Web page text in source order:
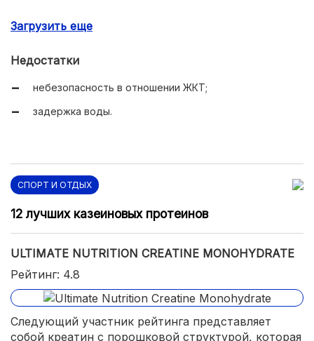
Загрузить еще
Недостатки
небезопасность в отношении ЖКТ;
задержка воды.
СПОРТ И ОТДЫХ
12 лучших казеиновых протеинов
ULTIMATE NUTRITION CREATINE MONOHYDRATE
Рейтинг: 4.8
Следующий участник рейтинга представляет
собой креатин с порошковой структурой, которая